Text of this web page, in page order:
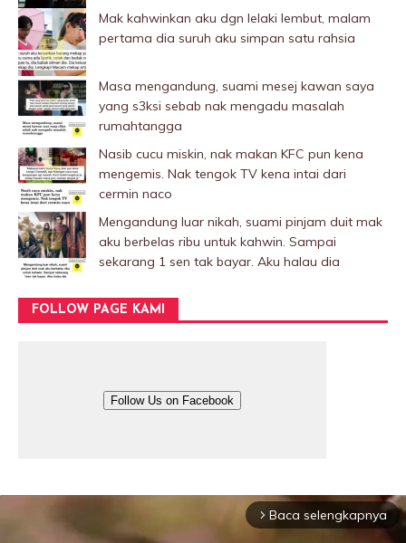
Mak kahwinkan aku dgn lelaki Iembut, malam
pertama dia suruh aku simpan satu rahsia
Masa mengandung, suami mesej kawan saya
yang s3ksi sebab nak mengadu masalah
rumahtangga
Nasib cucu miskin, nak makan KFC pun kena
mengemis. Nak tengok TV kena intai dari
cermin naco
Mengandung luar nikah, suami pinjam duit mak
aku berbelas ribu untuk kahwin. Sampai
sekarang 1 sen tak bayar. Aku halau dia
FOLLOW PAGE KAMI
Follow Us on Facebook
arrow_forward_ios Baca selengkapnya